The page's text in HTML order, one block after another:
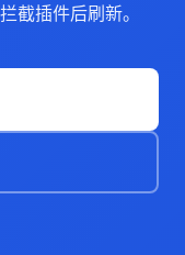
截插件后刷新。